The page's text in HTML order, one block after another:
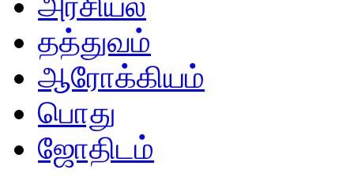
தத்துவம்
ஆரோக்கியம்
பொது
ஜோதிடம்